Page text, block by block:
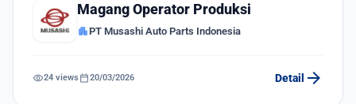
Magang Operator Produksi
apartmentPT Musashi Auto Parts Indonesia
visibility24 views calendar_today20/03/2026 Detail arrow_forward